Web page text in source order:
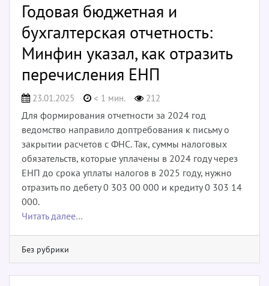
Годовая бюджетная и
бухгалтерская отчетность:
Минфин указал, как отразить
перечисления ЕНП
23.01.2025 < 1 мин. 212
Для формирования отчетности за 2024 год
ведомство направило доптребования к письму о
закрытии расчетов с ФНС. Так, суммы налоговых
обязательств, которые уплачены в 2024 году через
ЕНП до срока уплаты налогов в 2025 году, нужно
отразить по дебету 0 303 00 000 и кредиту 0 303 14
000.
Читать далее…
Без рубрики